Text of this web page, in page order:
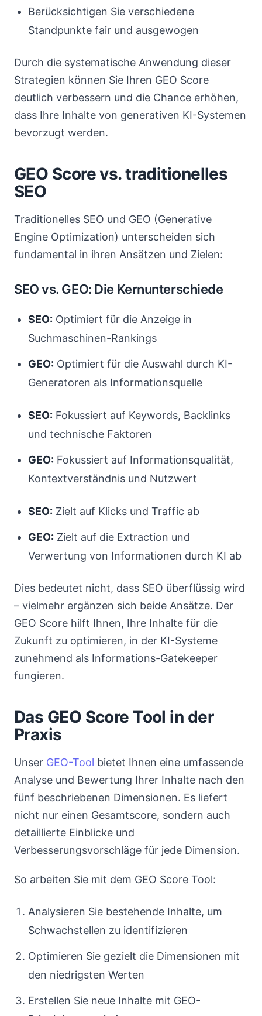
Berücksichtigen Sie verschiedene
Standpunkte fair und ausgewogen
Durch die systematische Anwendung dieser
Strategien können Sie Ihren GEO Score
deutlich verbessern und die Chance erhöhen,
dass Ihre Inhalte von generativen KI-Systemen
bevorzugt werden.
GEO Score vs. traditionelles
SEO
Traditionelles SEO und GEO (Generative
Engine Optimization) unterscheiden sich
fundamental in ihren Ansätzen und Zielen:
SEO vs. GEO: Die Kernunterschiede
SEO: Optimiert für die Anzeige in
Suchmaschinen-Rankings
GEO: Optimiert für die Auswahl durch KI-
Generatoren als Informationsquelle
SEO: Fokussiert auf Keywords, Backlinks
und technische Faktoren
GEO: Fokussiert auf Informationsqualität,
Kontextverständnis und Nutzwert
SEO: Zielt auf Klicks und Traffic ab
GEO: Zielt auf die Extraction und
Verwertung von Informationen durch KI ab
Dies bedeutet nicht, dass SEO überflüssig wird
– vielmehr ergänzen sich beide Ansätze. Der
GEO Score hilft Ihnen, Ihre Inhalte für die
Zukunft zu optimieren, in der KI-Systeme
zunehmend als Informations-Gatekeeper
fungieren.
Das GEO Score Tool in der
Praxis
Unser GEO-Tool bietet Ihnen eine umfassende
Analyse und Bewertung Ihrer Inhalte nach den
fünf beschriebenen Dimensionen. Es liefert
nicht nur einen Gesamtscore, sondern auch
detaillierte Einblicke und
Verbesserungsvorschläge für jede Dimension.
So arbeiten Sie mit dem GEO Score Tool:
Analysieren Sie bestehende Inhalte, um
Schwachstellen zu identifizieren
Optimieren Sie gezielt die Dimensionen mit
den niedrigsten Werten
Erstellen Sie neue Inhalte mit GEO-